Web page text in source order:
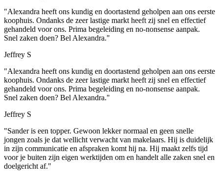
"Alexandra heeft ons kundig en doortastend geholpen aan ons eerste
koophuis. Ondanks de zeer lastige markt heeft zij snel en effectief
gehandeld voor ons. Prima begeleiding en no-nonsense aanpak.
Snel zaken doen? Bel Alexandra."
Jeffrey S
"Alexandra heeft ons kundig en doortastend geholpen aan ons eerste
koophuis. Ondanks de zeer lastige markt heeft zij snel en effectief
gehandeld voor ons. Prima begeleiding en no-nonsense aanpak.
Snel zaken doen? Bel Alexandra."
Jeffrey S
"Sander is een topper. Gewoon lekker normaal en geen snelle
jongen zoals je dat wellicht verwacht van makelaars. Hij is duidelijk
in zijn communicatie en afspraken komt hij na. Hij maakt zelfs tijd
voor je buiten zijn eigen werktijden om en handelt alle zaken snel en
doelgericht af."